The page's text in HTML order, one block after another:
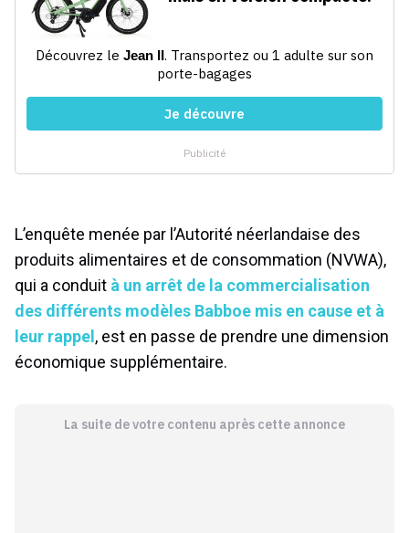
L’enquête menée par l’Autorité néerlandaise des
produits alimentaires et de consommation (NVWA),
qui a conduit à un arrêt de la commercialisation
des différents modèles Babboe mis en cause et à
leur rappel , est en passe de prendre une dimension
économique supplémentaire.
La suite de votre contenu après cette annonce